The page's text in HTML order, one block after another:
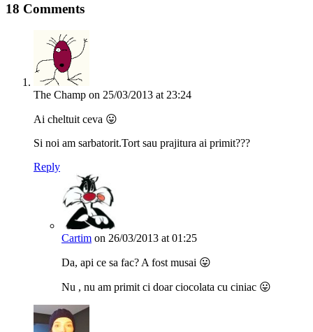
18 Comments
The Champ on 25/03/2013 at 23:24
Ai cheltuit ceva 😛
Si noi am sarbatorit.Tort sau prajitura ai primit???
Reply
Cartim on 26/03/2013 at 01:25
Da, api ce sa fac? A fost musai 😛
Nu , nu am primit ci doar ciocolata cu ciniac 😛